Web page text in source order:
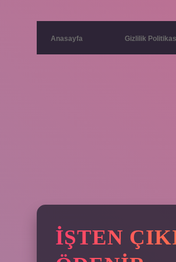
Anasayfa Gizlilik
İŞTEN